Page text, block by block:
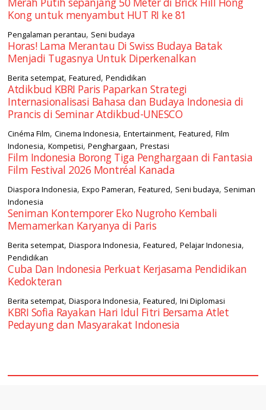
Kong untuk menyambut HUT RI ke 81
Pengalaman perantau, Seni budaya
Horas! Lama Merantau Di Swiss Budaya Batak
Menjadi Tugasnya Untuk Diperkenalkan
Berita setempat,Featured,Pendidikan
Atdikbud KBRI Paris Paparkan Strategi
Internasionalisasi Bahasa dan Budaya Indonesia di
Prancis di Seminar Atdikbud-UNESCO
Cinéma Film,Cinema Indonesia,Entertainment,Featured,Film
Indonesia,Kompetisi,Penghargaan,Prestasi
Film Indonesia Borong Tiga Penghargaan di Fantasia
Film Festival 2026 Montréal Kanada
Diaspora Indonesia,Expo Pameran,Featured, Seni budaya, Seniman
Indonesia
Seniman Kontemporer Eko Nugroho Kembali
Memamerkan Karyanya di Paris
Berita setempat,Diaspora Indonesia,Featured,Pelajar Indonesia,
Pendidikan
Cuba Dan Indonesia Perkuat Kerjasama Pendidikan
Kedokteran
Berita setempat,Diaspora Indonesia,Featured,Ini Diplomasi
KBRI Sofia Rayakan Hari Idul Fitri Bersama Atlet
Pedayung dan Masyarakat Indonesia